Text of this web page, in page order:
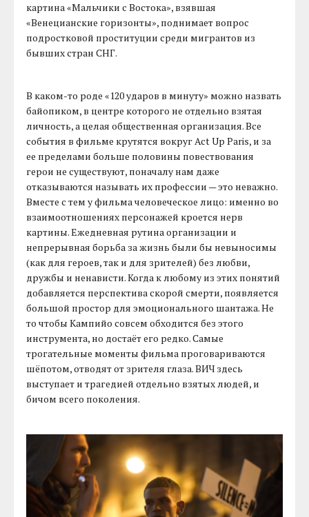
картина «Мальчики с Востока», взявшая
«Венецианские горизонты», поднимает вопрос
подростковой проституции среди мигрантов из
бывших стран СНГ.
В каком-то роде «120 ударов в минуту» можно назвать
байопиком, в центре которого не отдельно взятая
личность, а целая общественная организация. Все
события в фильме крутятся вокруг Act Up Paris, и за
ее пределами больше половины повествования
герои не существуют, поначалу нам даже
отказываются называть их профессии — это неважно.
Вместе с тем у фильма человеческое лицо: именно во
взаимоотношениях персонажей кроется нерв
картины. Ежедневная рутина организации и
непрерывная борьба за жизнь были бы невыносимы
(как для героев, так и для зрителей) без любви,
дружбы и ненависти. Когда к любому из этих понятий
добавляется перспектива скорой смерти, появляется
большой простор для эмоционального шантажа. Не
то чтобы Кампийо совсем обходится без этого
инструмента, но достаёт его редко. Самые
трогательные моменты фильма проговариваются
шёпотом, отводят от зрителя глаза. ВИЧ здесь
выступает и трагедией отдельно взятых людей, и
бичом всего поколения.